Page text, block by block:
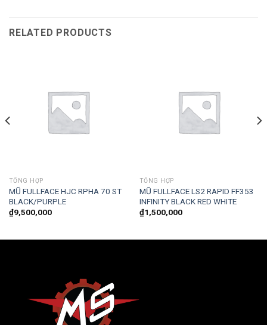
RELATED PRODUCTS
TỔNG HỢP
MŨ FULLFACE HJC RPHA 70 ST
BLACK/PURPLE
₫9,500,000
TỔNG HỢP
MŨ FULLFACE LS2 RAPID FF353
INFINITY BLACK RED WHITE
₫1,500,000